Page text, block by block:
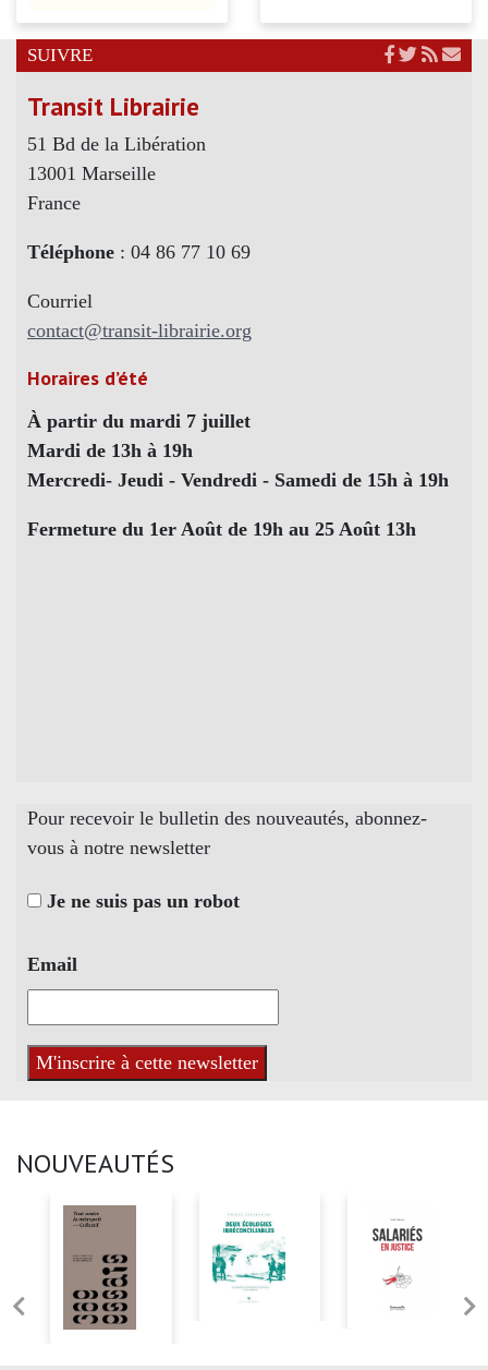
SUIVRE
Transit Librairie
51 Bd de la Libération
13001 Marseille
France
Téléphone : 04 86 77 10 69
Courriel
contact@transit-librairie.org
Horaires d’été
À partir du mardi 7 juillet
Mardi de 13h à 19h
Mercredi- Jeudi - Vendredi - Samedi de 15h à 19h
Fermeture du 1er Août de 19h au 25 Août 13h
Pour recevoir le bulletin des nouveautés, abonnez-
vous à notre newsletter
Je ne suis pas un robot
Email
NOUVEAUTÉS